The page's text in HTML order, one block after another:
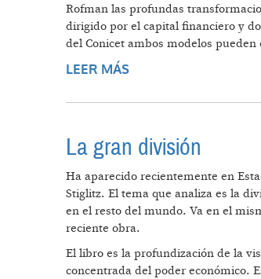
Rofman las profundas
dirigido por el capital financiero y
del Conicet ambos modelos
LEER MÁS
La gran división
Ha aparecido recientemente en
Stiglitz. El tema que analiza es la
en el resto del mundo. Va en el
reciente obra.
El libro es la profundización de la
concentrada del poder económico.